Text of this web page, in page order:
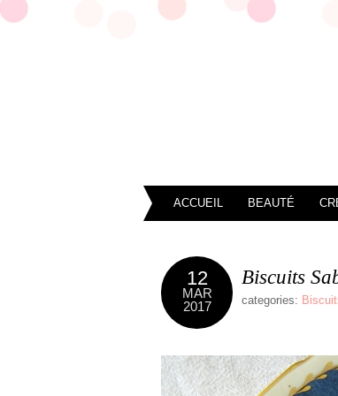
ACCUEIL BEAUTÉ
12
MAR
2017
Biscuits
categories: